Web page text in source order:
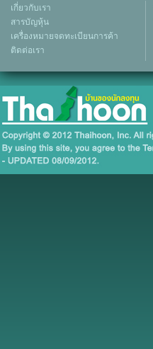
เกี่ยวกับเรา
สารบัญหุ้น
เครื่องหมายจดทะเบียนการค้า
ติดต่อเรา